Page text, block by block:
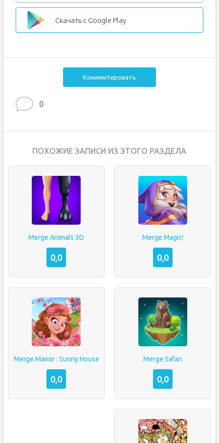
Скачать с Google Play
Комментировать
0
ПОХОЖИЕ ЗАПИСИ ИЗ ЭТОГО РАЗДЕЛА
Merge Animals 3D
0,0
Merge Magic!
0,0
Merge Manor : Sunny House
0,0
Merge Safari
0,0